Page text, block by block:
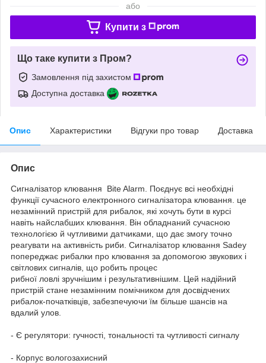
або
Купити з
Що таке купити з Пром?
Замовлення під захистом
Доступна доставка
Опис Характеристики Відгуки про товар Доставка
Опис
Сигналізатор клювання Bite Alarm. Поєднує всі необхідні
функції сучасного електронного сигналізатора клювання. це
незамінний пристрій для рибалок, які хочуть бути в курсі
навіть найслабших клювання. Він обладнаний сучасною
технологією й чутливими датчиками, що дає змогу точно
реагувати на активність риби. Сигналізатор клювання Sadey
попереджає рибалки про клювання за допомогою звукових і
світлових сигналів, що робить процес
рибної ловлі зручнішим і результативнішим. Цей надійний
пристрій стане незамінним помічником для досвідчених
рибалок-початківців, забезпечуючи їм більше шансів на
вдалий улов.
- Є регулятори: гучності, тональності та чутливості сигналу
- Корпус вологозахисний